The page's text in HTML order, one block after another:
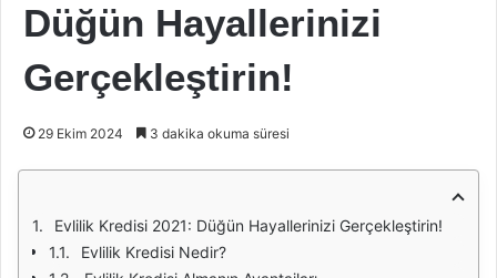
Düğün Hayallerinizi
Gerçekleştirin!
29 Ekim 2024 3 dakika okuma süresi
Evlilik Kredisi 2021: Düğün Hayallerinizi Gerçekleştirin!
Evlilik Kredisi Nedir?